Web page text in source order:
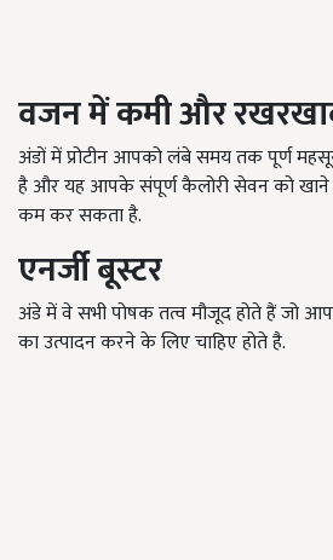
वजन में कमी और
अंडों में प्रोटीन आपको लंबे समय तक पूर्ण
है और यह आपके संपूर्ण कैलोरी सेवन को
कम कर सकता है.
एनर्जी बूस्टर
अंडे में वे सभी पोषक तत्व मौजूद होते हैं जो
का उत्पादन करने के लिए चाहिए होते है.